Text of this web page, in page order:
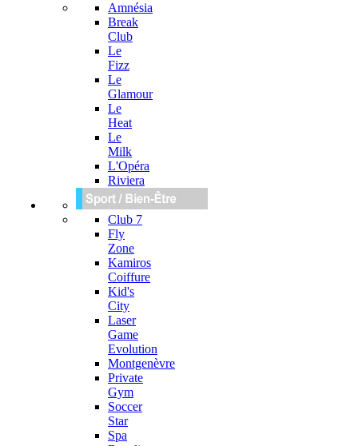
Amnésia
Break
Club
Le
Fizz
Le
Glamour
Le
Heat
Le
Milk
L'Opéra
Riviera
Club 7
Fly
Zone
Kamiros
Coiffure
Kid's
City
Laser
Game
Evolution
Montgenèvre
Private
Gym
Soccer
Star
Spa